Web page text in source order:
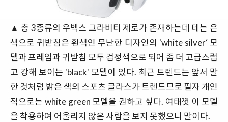
▲ 총 3종류의 우벡스 그라비티 제로가 존재하는데 테는 은
색으로 귀받침은 흰색인 무난한 디자인의 'white silver‘ 모
델과 프레임과 귀받침 모두 검정색으로 되어 좀 더 고급스럽
고 강해 보이는 'black' 모델이 있다. 최근 트렌드는 앞서 말
한 것처럼 밝은 색의 스포츠 글라스가 트렌드므로 필자 개인
적으로는 white green 모델을 권하고 싶다. 여태껏 이 모델
을 착용하여 어울리지 않은 사람을 보지 못했으니 말이다.